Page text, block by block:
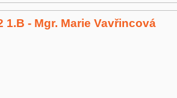
1.B - Mgr. Marie Vavřincová